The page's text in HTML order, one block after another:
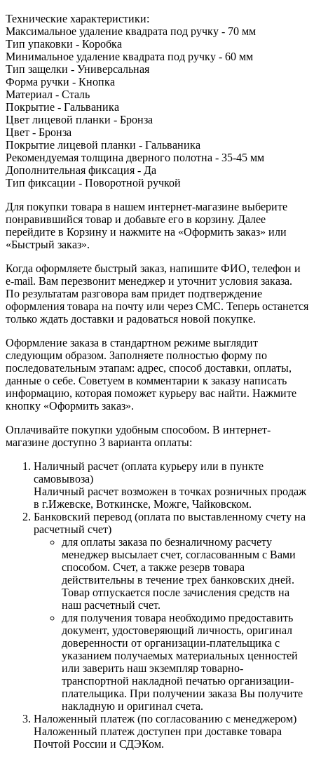
Технические характеристики:
Максимальное удаление квадрата под ручку - 70 мм
Тип упаковки - Коробка
Минимальное удаление квадрата под ручку - 60 мм
Тип защелки - Универсальная
Форма ручки - Кнопка
Материал - Сталь
Покрытие - Гальваника
Цвет лицевой планки - Бронза
Цвет - Бронза
Покрытие лицевой планки - Гальваника
Рекомендуемая толщина дверного полотна - 35-45 мм
Дополнительная фиксация - Да
Тип фиксации - Поворотной ручкой
Для покупки товара в нашем интернет-магазине выберите
понравившийся товар и добавьте его в корзину. Далее
перейдите в Корзину и нажмите на «Оформить заказ» или
«Быстрый заказ».
Когда оформляете быстрый заказ, напишите ФИО, телефон и
e-mail. Вам перезвонит менеджер и уточнит условия заказа.
По результатам разговора вам придет подтверждение
оформления товара на почту или через СМС. Теперь останется
только ждать доставки и радоваться новой покупке.
Оформление заказа в стандартном режиме выглядит
следующим образом. Заполняете полностью форму по
последовательным этапам: адрес, способ доставки, оплаты,
данные о себе. Советуем в комментарии к заказу написать
информацию, которая поможет курьеру вас найти. Нажмите
кнопку «Оформить заказ».
Оплачивайте покупки удобным способом. В интернет-
магазине доступно 3 варианта оплаты:
Наличный расчет (оплата курьеру или в пункте
самовывоза)
Наличный расчет возможен в точках розничных продаж
в г.Ижевске, Воткинске, Можге, Чайковском.
Банковский перевод (оплата по выставленному счету на
расчетный счет)
для оплаты заказа по безналичному расчету
менеджер высылает счет, согласованным с Вами
способом. Счет, а также резерв товара
действительны в течение трех банковских дней.
Товар отпускается после зачисления средств на
наш расчетный счет.
для получения товара необходимо предоставить
документ, удостоверяющий личность, оригинал
доверенности от организации-плательщика с
указанием получаемых материальных ценностей
или заверить наш экземпляр товарно-
транспортной накладной печатью организации-
плательщика. При получении заказа Вы получите
накладную и оригинал счета.
Наложенный платеж (по согласованию с менеджером)
Наложенный платеж доступен при доставке товара
Почтой России и СДЭКом.